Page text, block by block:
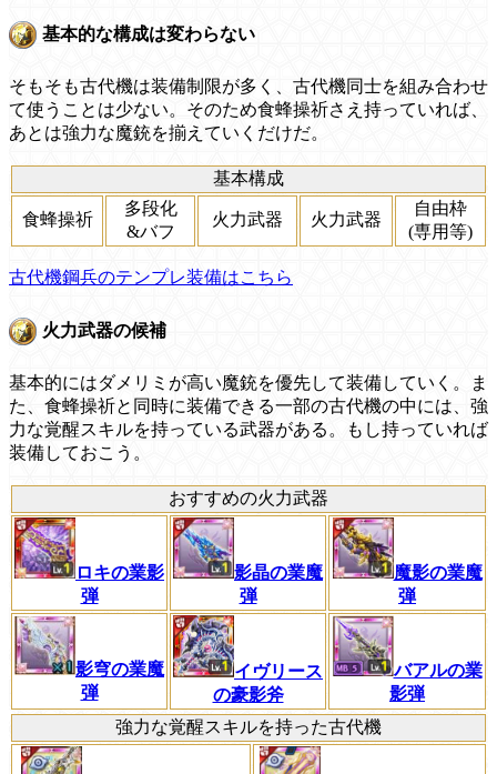
基本的な構成は変わらない
そもそも古代機は装備制限が多く、古代機同士を組み合わせ
て使うことは少ない。そのため食蜂操祈さえ持っていれば、
あとは強力な魔銃を揃えていくだけだ。
基本構成
食蜂操祈
多段化
&バフ
火力武器 火力武器
自由枠
(専用等)
古代機鋼兵のテンプレ装備はこちら
火力武器の候補
基本的にはダメリミが高い魔銃を優先して装備していく。ま
た、食蜂操祈と同時に装備できる一部の古代機の中には、強
力な覚醒スキルを持っている武器がある。もし持っていれば
装備しておこう。
おすすめの火力武器
ロキの業影
弾
影晶の業魔
弾
魔影の業魔
弾
影穹の業魔
弾
イヴリース
の豪影斧
バアルの業
影弾
強力な覚醒スキルを持った古代機